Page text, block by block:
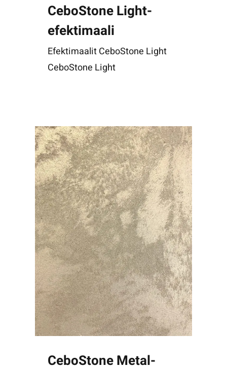
CeboStone Light-
efektimaali
Efektimaalit CeboStone Light
CeboStone Light
CeboStone Metal-